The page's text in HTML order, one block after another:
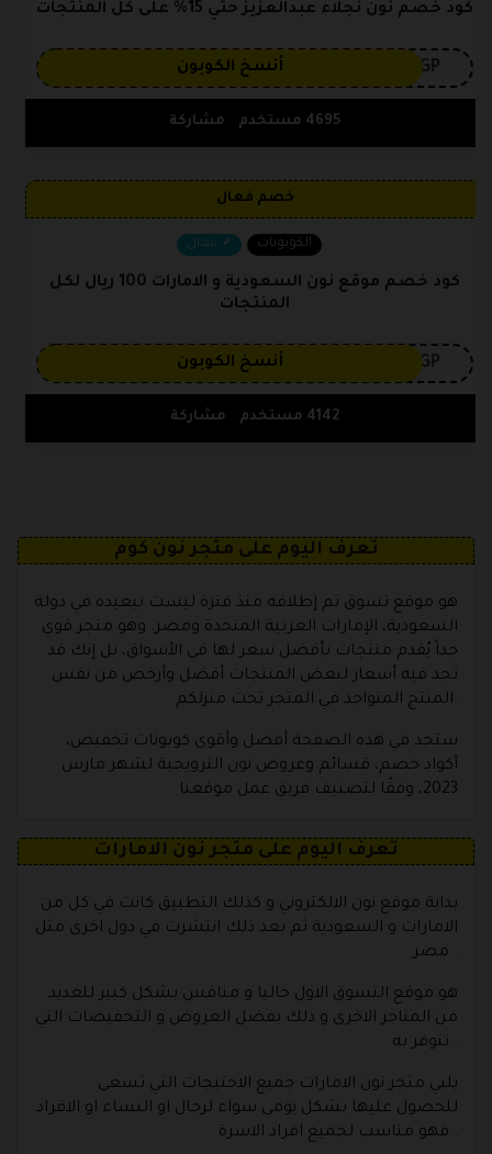
كود خصم نون نجلاء عبدالعزيز حتي 15% على كل المنتجات
3GP أنسخ الكوبون
4695 مستخدم مشاركة
خصم فعال
الكوبونات فعال
كود خصم موقع نون السعودية و الامارات 100 ريال لكل
المنتجات
3GP أنسخ الكوبون
4142 مستخدم مشاركة
تعرف اليوم على متجر نون كوم
هو موقع تسوق تم إطلاقه منذ فترة ليست ببعيده في دولة
السعودية، الإمارات العربية المتحدة ومصر. وهو متجر قوي
جداً يُقدم منتجات بأفضل سعر لها في الأسواق، بل إنك قد
تجد فيه أسعار لبعض المنتجات أفضل وأرخص من نفس
المنتج المتواجد في المتجر تحت منزلكم.
ستجد في هذه الصفحة أفضل وأقوى كوبونات تخفيض،
أكواد خصم، قسائم وعروض نون الترويجية لشهر مارس
2023، وفقًا لتصنيف فريق عمل موقعنا
تعرف اليوم على متجر نون الامارات
بداية موقع نون الالكتروني و كذلك التطبيق كانت في كل من
الامارات و السعودية ثم بعد ذلك انتشرت في دول اخرى مثل
مصر .
هو موقع التسوق الاول حاليا و منافس بشكل كبير للعديد
من المتاجر الاخرى و ذلك بفضل العروض و التخفيضات التي
تتوفر به .
يلبي متجر نون الامارات جميع الاحتيجات التي تسعى
للحصول عليها بشكل يومي سواء لرجال او النساء او الافراد
فهو مناسب لجميع افراد الاسرة .